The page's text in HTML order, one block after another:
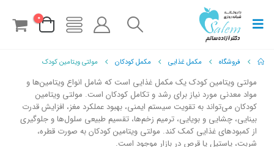
0
فروشگاه مکمل غذایی مکمل کودکان مولتی ویتامین کودک
مولتی ویتامین کودک یک مکمل غذایی است که شامل انواع ویتامین‌ها و
مواد معدنی مورد نیاز برای رشد و تکامل کودکان است. مولتی ویتامین
کودکان می‌تواند به تقویت سیستم ایمنی، بهبود عملکرد مغز، افزایش قدرت
بینایی، چشایی و بویایی، ترمیم زخم‌ها، تقسیم طبیعی سلول‌ها و جلوگیری
از کمبودهای غذایی کمک کند. مولتی ویتامین کودکان به صورت قطره،
شربت، پاستیل یا قرص در بازار موجود است.